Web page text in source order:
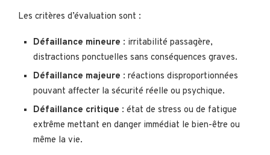
Les critères d’évaluation sont :
Défaillance mineure : irritabilité passagère,
distractions ponctuelles sans conséquences graves.
Défaillance majeure : réactions disproportionnées
pouvant affecter la sécurité réelle ou psychique.
Défaillance critique : état de stress ou de fatigue
extrême mettant en danger immédiat le bien-être ou
même la vie.